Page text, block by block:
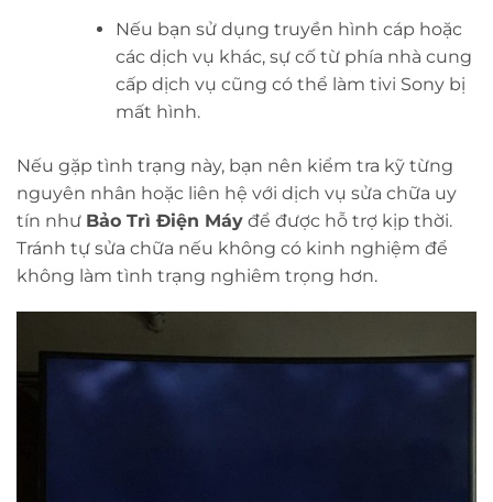
Nếu bạn sử dụng truyền hình cáp hoặc
các dịch vụ khác, sự cố từ phía nhà cung
cấp dịch vụ cũng có thể làm tivi Sony bị
mất hình.
Nếu gặp tình trạng này, bạn nên kiểm tra kỹ từng
nguyên nhân hoặc liên hệ với dịch vụ sửa chữa uy
tín như Bảo Trì Điện Máy để được hỗ trợ kịp thời.
Tránh tự sửa chữa nếu không có kinh nghiệm để
không làm tình trạng nghiêm trọng hơn.